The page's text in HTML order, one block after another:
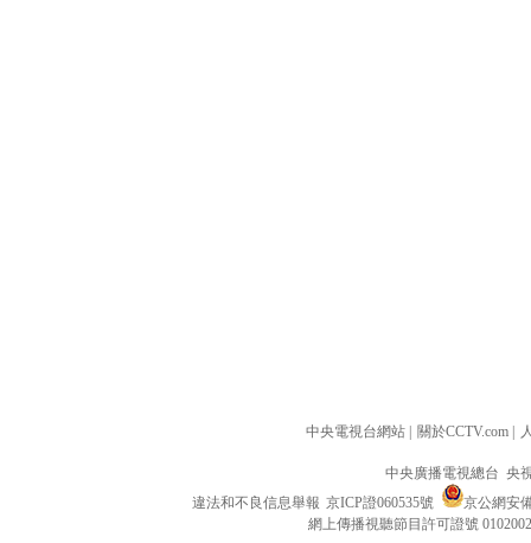
中央電視台網站 關於CCTV.com
中央廣播電視總台 央
違法和不良信息舉報 京ICP證060535號
京公網安
網上傳播視聽節目許可證號